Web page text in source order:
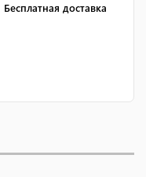
Бесплатная доставка